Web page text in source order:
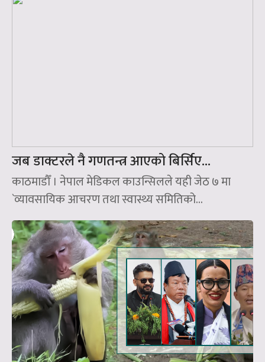
जब डाक्टरले नै गणतन्त्र आएको बिर्सिए…
काठमाडौँ । नेपाल मेडिकल काउन्सिलले यही जेठ ७ मा
`व्यावसायिक आचरण तथा स्वास्थ्य समितिको...